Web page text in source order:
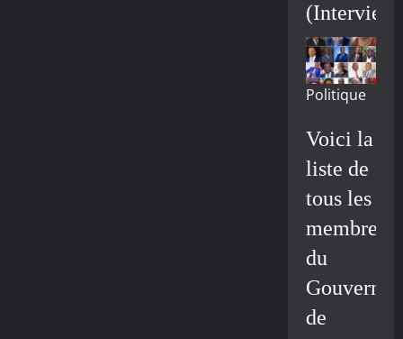
(Interview)
Politique
Voici la
liste de
tous les
membres
du
de